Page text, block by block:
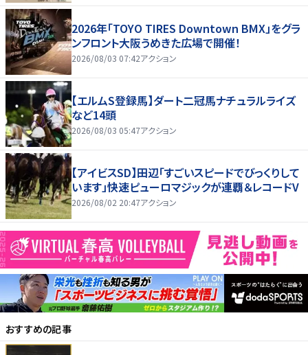
2026年「TOYO TIRES Downtown BMX」をグラ
ンフロント大阪うめきた広場で開催！
2026/08/03 07:42アクション
【エルムS登録馬】ダート二冠馬ナチュラルライズ
など14頭
2026/08/03 05:47アクション
【アイビスSD】田辺「すごいスピードでびっくりして
います」快速ピューロマジックが連覇＆レコードV
2026/08/02 20:47アクション
おすすめの記事